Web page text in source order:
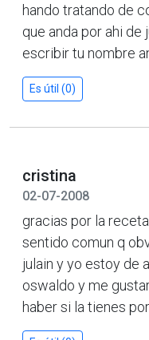
hando tratando de
que anda por ahi de
escribir tu nombre
Es útil (0)
cristina
02-07-2008
gracias por la
sentido comun q
julain y yo estoy de
oswaldo y me
haber si la tienes